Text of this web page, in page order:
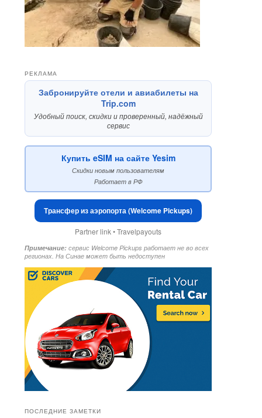
РЕКЛАМА
Забронируйте отели и авиабилеты на
Trip.com
Удобный поиск, скидки и проверенный, надёжный
сервис
Купить eSIM на сайте Yesim
Скидки новым пользователям
Работает в РФ
Трансфер из аэропорта (Welcome Pickups)
Partner link • Travelpayouts
Примечание: сервис Welcome Pickups работает не во всех
регионах. На Синае может быть недоступен
ПОСЛЕДНИЕ ЗАМЕТКИ